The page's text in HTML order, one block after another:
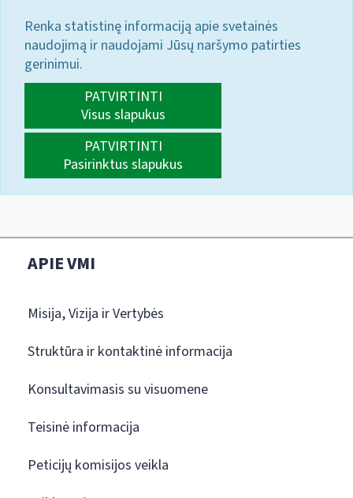
Renka statistinę informaciją apie svetainės
naudojimą ir naudojami Jūsų naršymo patirties
gerinimui.
PATVIRTINTI
Visus slapukus
PATVIRTINTI
Pasirinktus slapukus
APIE VMI
Misija, Vizija ir Vertybės
Struktūra ir kontaktinė informacija
Konsultavimasis su visuomene
Teisinė informacija
Peticijų komisijos veikla